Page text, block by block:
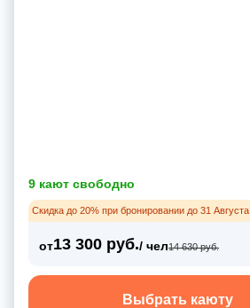
9 кают свободно
Скидка до 20% при бронировании до 31 Августа
от13 300 руб./ чел14 630 руб.
Выбрать каюту